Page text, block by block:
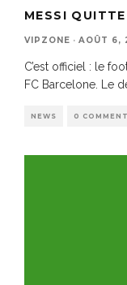
MESSI
VIPZONE · AOÛT 6,
C’est officiel : le
FC Barcelone. Le
NEWS 0